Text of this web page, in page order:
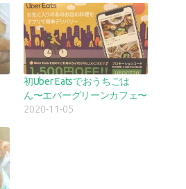
初Uber Eatsでおうちごは
ん〜エバーグリーンカフェ〜
2020-11-05